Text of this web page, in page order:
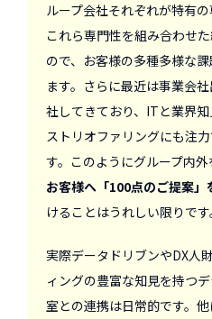
ループ会社それぞれが特有の
これら専門性を組み合わせ
ので、お客様の多種多様な
ます。さらに最近は事業会
社してきており、ITと業界
ストリオファリングにも注
す。このようにグループ内外
お客様へ「100点のご提案」
けることはうれしい限りです
実際データドリブンやDX人
ィングの豊富な知見を持つ
室との連携は日常的です。